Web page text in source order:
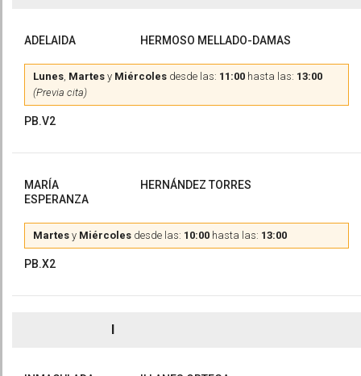
ADELAIDA HERMOSO MELLADO-DAMAS
Lunes, Martes y Miércoles desde las: 11:00 hasta las: 13:00
(Previa cita)
PB.V2
MARÍA
ESPERANZA
HERNÁNDEZ TORRES
Martes y Miércoles desde las: 10:00 hasta las: 13:00
PB.X2
I